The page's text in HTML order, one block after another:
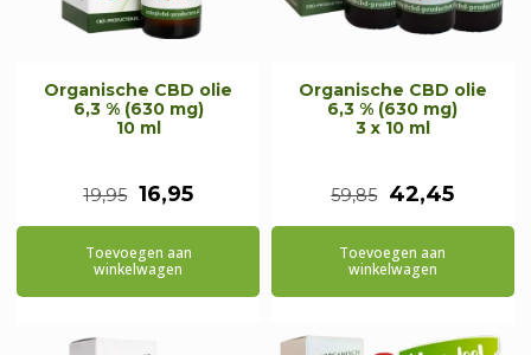
Organische CBD olie
6,3 % (630 mg)
10 ml
19,95 Oorspronkelijke
prijs
was:
16,95Huidige
prijs
Toevoegen aan
winkelwagen
Organische CBD olie
6,3 % (630 mg)
3 x 10 ml
59,85
prijs
was:
42,45
prijs
Toevoegen aan
winkelwagen